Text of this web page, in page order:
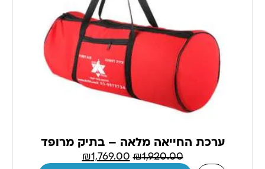
ערכת החייאה מלאה – בתיק מרופד
₪1,920.00
₪1,769.00